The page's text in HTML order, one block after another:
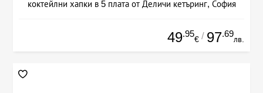
коктейлни хапки в 5 плата от Деличи кетъринг, София
49.95
€ / 97.69
лв.